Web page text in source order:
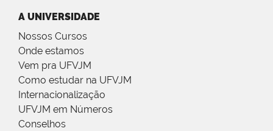
A UNIVERSIDADE
Nossos Cursos
Onde estamos
Vem pra UFVJM
Como estudar na UFVJM
Internacionalização
UFVJM em Números
Conselhos